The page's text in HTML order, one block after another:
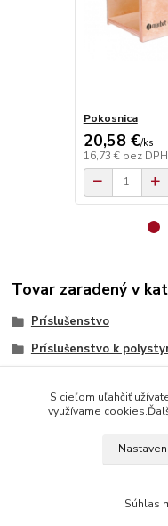
Pokosnica
20,58 €/ks
16,73 € bez DPH
Tovar zaradený v
Príslušenstvo
Príslušenstvo k
© Copyright 2026
S cieľom uľahčiť
využívame
Súhlas